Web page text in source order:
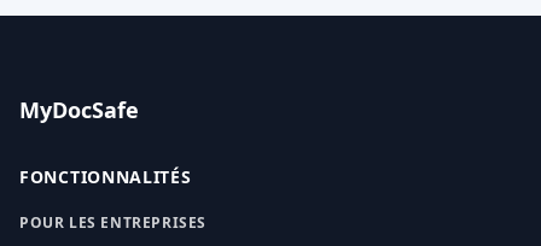
MyDocSafe
FONCTIONNALITÉS
POUR LES ENTREPRISES